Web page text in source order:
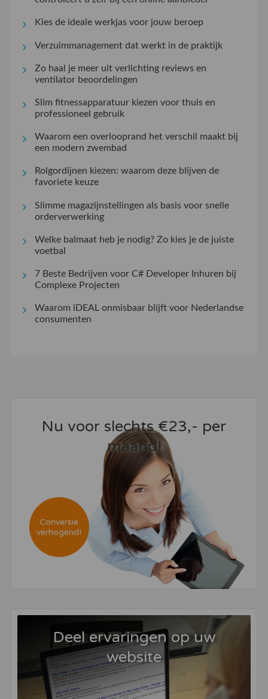
Kies de ideale werkjas voor jouw beroep
Verzuimmanagement dat werkt in de praktijk
Zo haal je meer uit verlichting reviews en
ventilator beoordelingen
Slim fitnessapparatuur kiezen voor thuis en
professioneel gebruik
Waarom een overlooprand het verschil maakt bij
een modern zwembad
Rolgordijnen kiezen: waarom deze blijven de
favoriete keuze
Slimme magazijnstellingen als basis voor snelle
orderverwerking
Welke balmaat heb je nodig? Zo kies je de juiste
voetbal
7 Beste Bedrijven voor C# Developer Inhuren bij
Complexe Projecten
Waarom iDEAL onmisbaar blijft voor Nederlandse
consumenten
Nu voor slechts €23,- per
maand!
Conversie
verhogend!
Deel ervaringen op uw
website